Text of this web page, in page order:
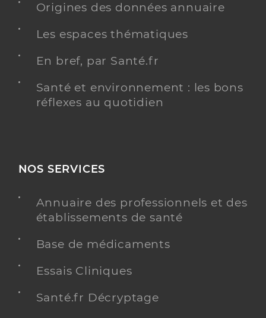
Origines des données annuaire
Les espaces thématiques
En bref, par Santé.fr
Santé et environnement : les bons
réflexes au quotidien
NOS SERVICES
Annuaire des professionnels et des
établissements de santé
Base de médicaments
Essais Cliniques
Santé.fr Décryptage